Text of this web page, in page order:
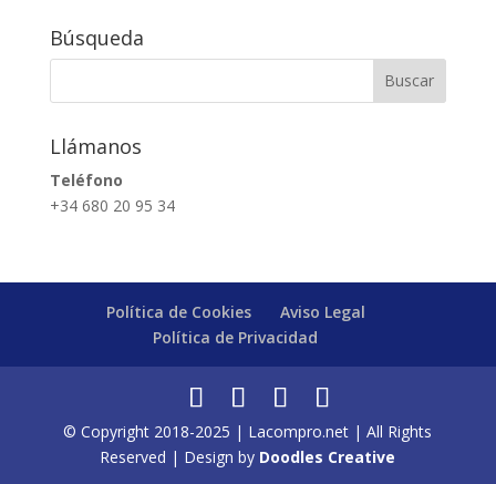
Búsqueda
Llámanos
Teléfono
+34 680 20 95 34
Política de Cookies
Aviso Legal
Política de Privacidad
© Copyright 2018-2025 | Lacompro.net | All Rights
Reserved | Design by Doodles Creative